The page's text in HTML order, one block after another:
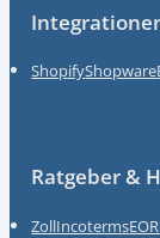
ShopifyShopware
Ratgeber &
ZollIncoterms